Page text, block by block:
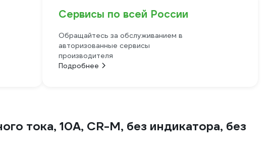
Сервисы по всей России
Обращайтесь за обслуживанием в
авторизованные сервисы
производителя
Подробнее
тока, 10А, CR-M, без индикатора, без